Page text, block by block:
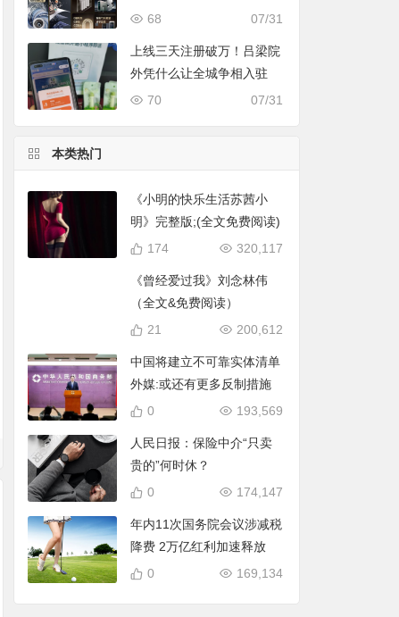
对比，照着买不踩坑
07/31
68
上线三天注册破万！吕梁院
外凭什么让全城争相入驻
07/31
70
本类热门
《小明的快乐生活苏茜小
明》完整版;(全文免费阅读)
320,117
174
《曾经爱过我》刘念林伟
（全文&免费阅读）
200,612
21
中国将建立不可靠实体清单
外媒:或还有更多反制措施
193,569
0
人民日报：保险中介“只卖
贵的”何时休？
174,147
0
年内11次国务院会议涉减税
降费 2万亿红利加速释放
169,134
0